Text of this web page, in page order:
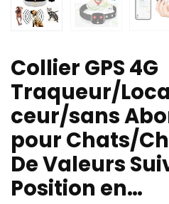
Collier GPS 4G
Traqueur/
ceur/sans
pour Chats/
De Valeurs
Position en…